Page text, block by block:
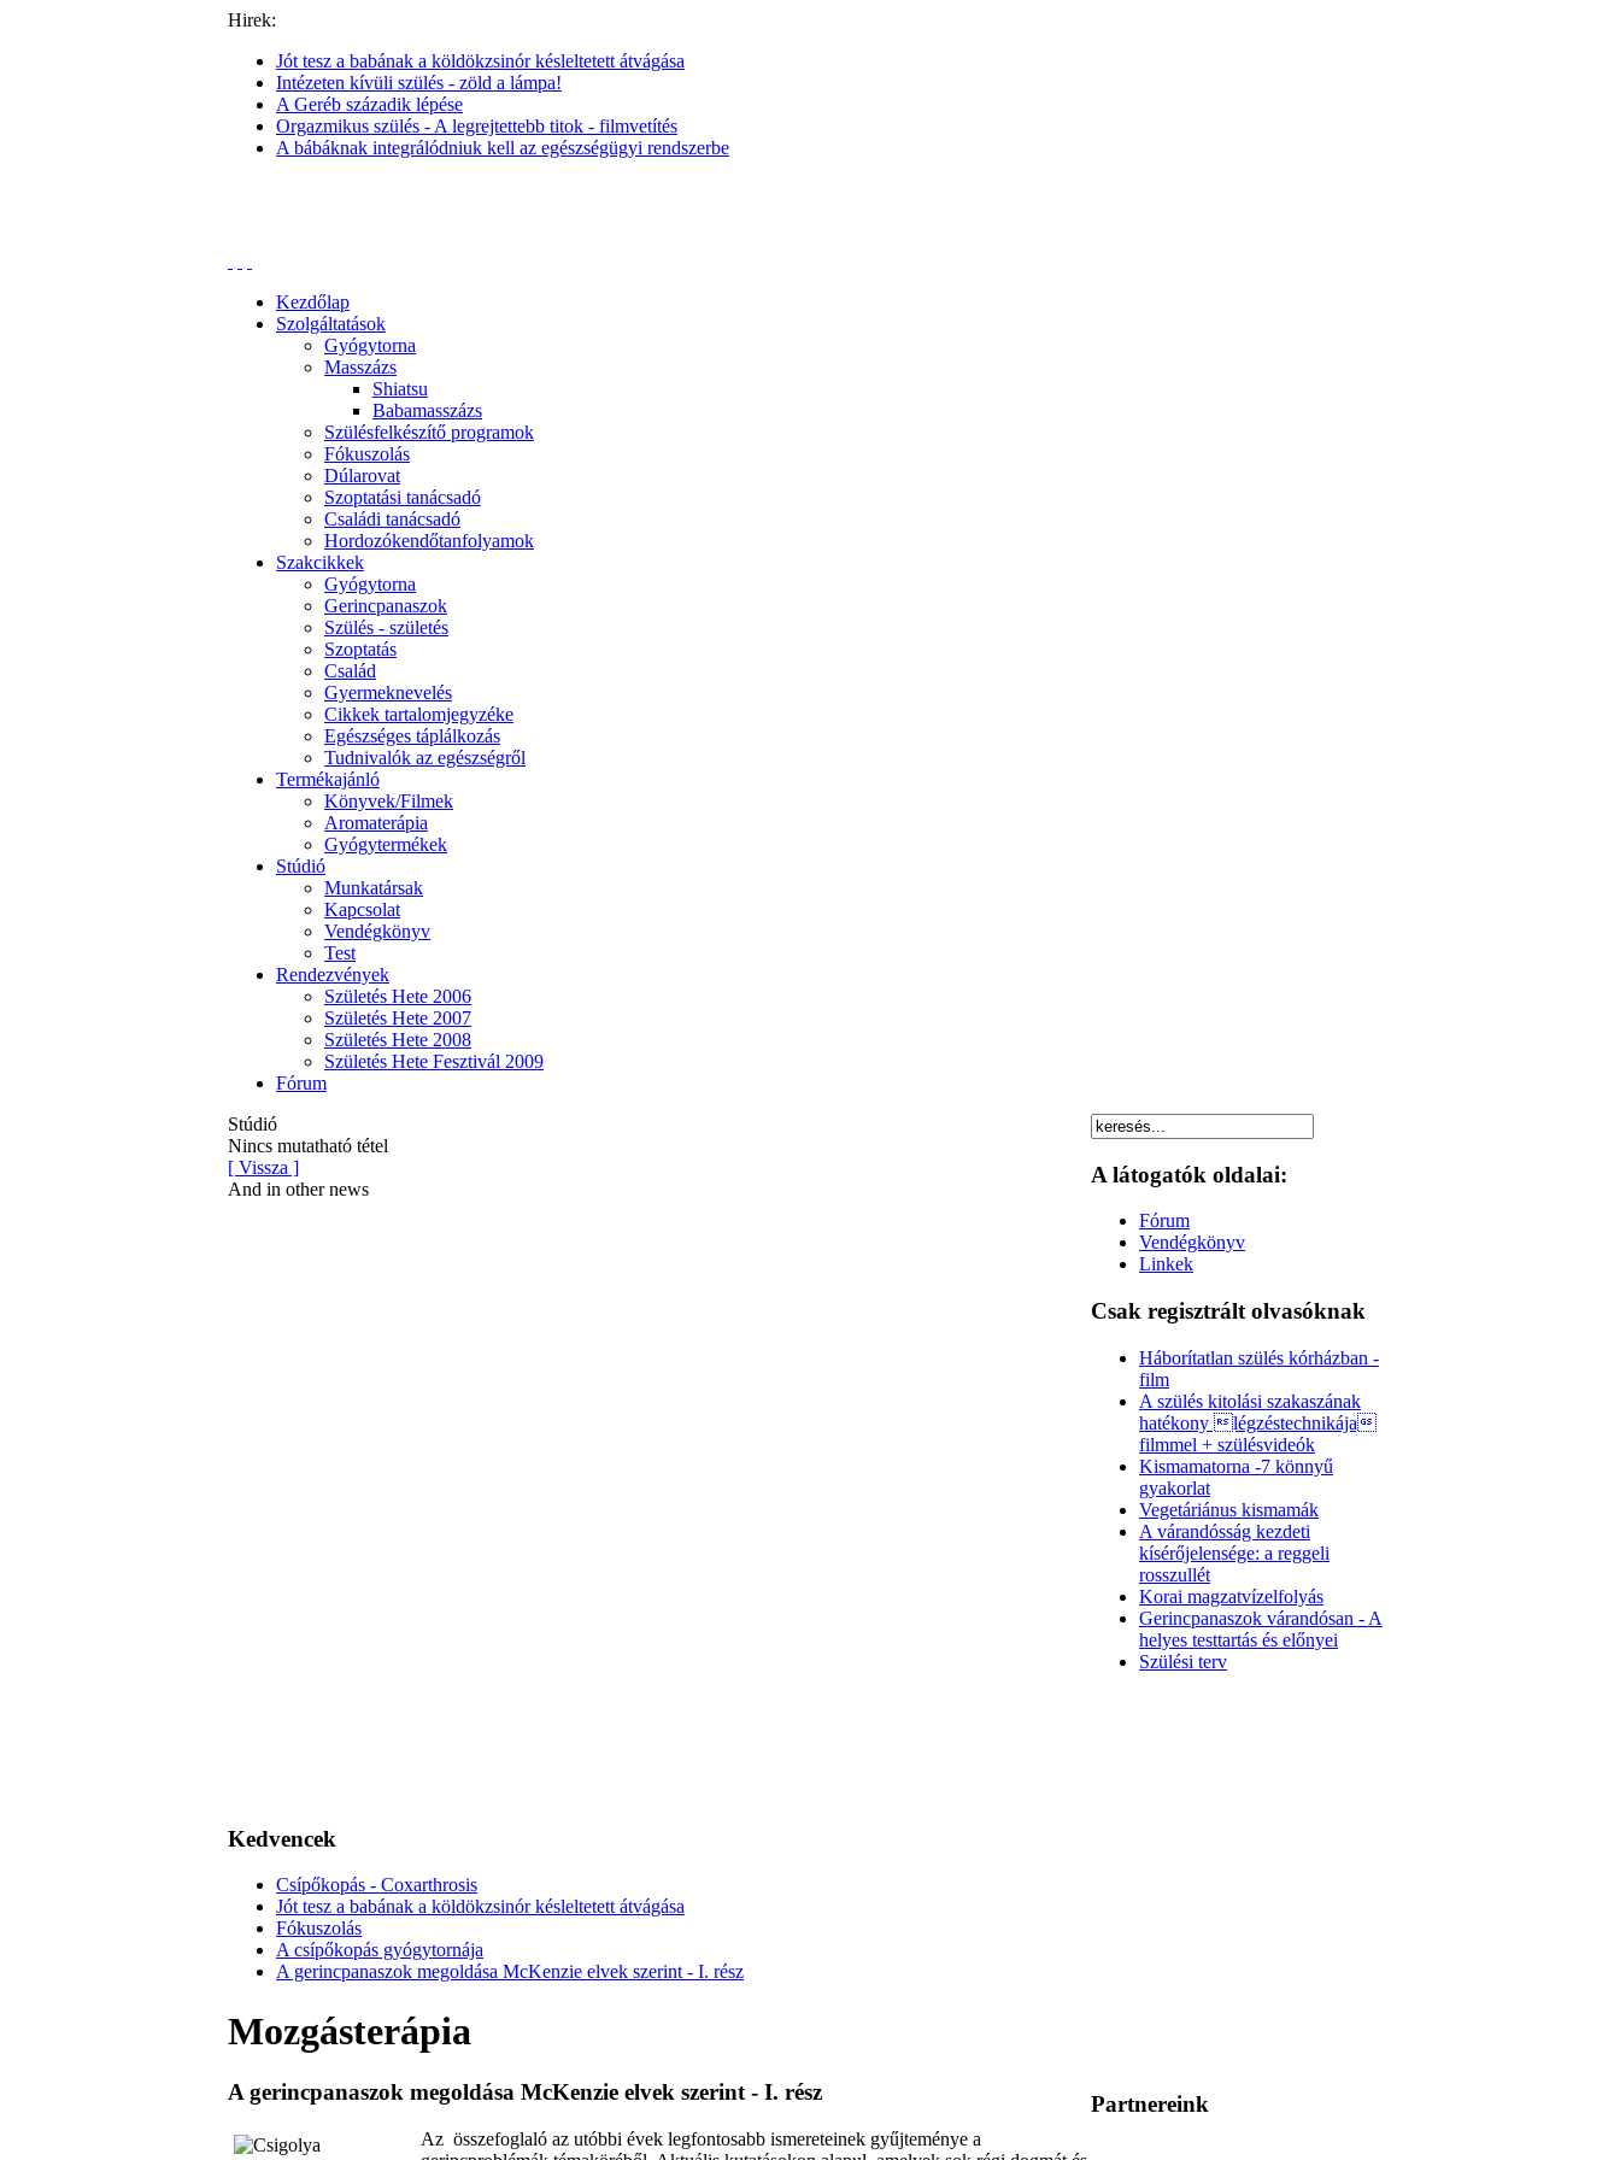
Hirek:
Jót tesz a babának a köldökzsinór késleltetett átvágása
Intézeten kívüli szülés - zöld a lámpa!
A Geréb századik lépése
Orgazmikus szülés - A legrejtettebb titok - filmvetítés
A bábáknak integrálódniuk kell az egészségügyi rendszerbe
Kezdőlap
Szolgáltatások
Gyógytorna
Masszázs
Shiatsu
Babamasszázs
Szülésfelkészítő programok
Fókuszolás
Dúlarovat
Szoptatási tanácsadó
Családi tanácsadó
Hordozókendőtanfolyamok
Szakcikkek
Gyógytorna
Gerincpanaszok
Szülés - születés
Szoptatás
Család
Gyermeknevelés
Cikkek tartalomjegyzéke
Egészséges táplálkozás
Tudnivalók az egészségről
Termékajánló
Könyvek/Filmek
Aromaterápia
Gyógytermékek
Stúdió
Munkatársak
Kapcsolat
Vendégkönyv
Test
Rendezvények
Születés Hete 2006
Születés Hete 2007
Születés Hete 2008
Születés Hete Fesztivál 2009
Fórum
Stúdió
Nincs mutatható tétel
[ Vissza ]
And in other news
Kedvencek
Csípőkopás - Coxarthrosis
Jót tesz a babának a köldökzsinór késleltetett átvágása
Fókuszolás
A csípőkopás gyógytornája
A gerincpanaszok megoldása McKenzie elvek szerint - I. rész
Mozgásterápia
A gerincpanaszok megoldása McKenzie elvek szerint - I. rész
Az összefoglaló az utóbbi évek legfontosabb ismereteinek gyűjteménye a
A látogatók oldalai:
Fórum
Vendégkönyv
Linkek
Csak regisztrált olvasóknak
Háborítatlan szülés kórházban -
film
A szülés kitolási szakaszának
hatékony légzéstechnikája
filmmel + szülésvideók
Kismamatorna -7 könnyű
gyakorlat
Vegetáriánus kismamák
A várandósság kezdeti
kísérőjelensége: a reggeli
rosszullét
Korai magzatvízelfolyás
Gerincpanaszok várandósan - A
helyes testtartás és előnyei
Szülési terv
Partnereink